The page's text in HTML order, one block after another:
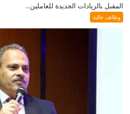
المقبل بالزيادات الجديدة للعاملين...
وظائف خالية